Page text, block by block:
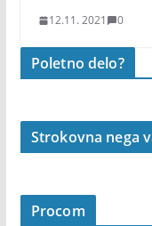
12.11. 2021 0
Poletno delo?
Strokovna nega
Procom